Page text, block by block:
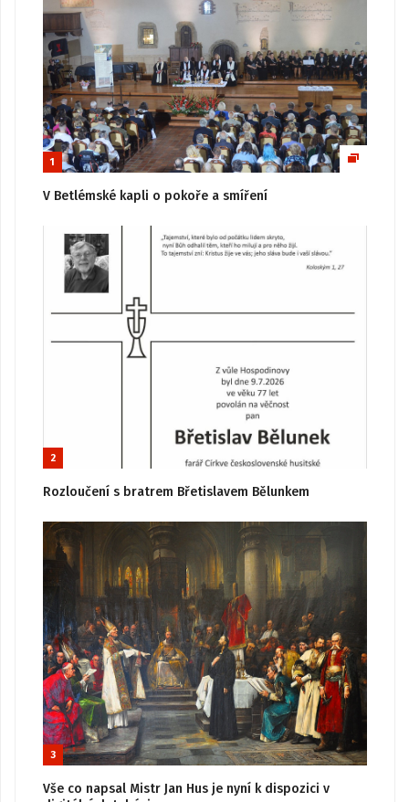
1
V Betlémské kapli o pokoře a smíření
2
Rozloučení s bratrem Břetislavem Bělunkem
3
Vše co napsal Mistr Jan Hus je nyní k dispozici v